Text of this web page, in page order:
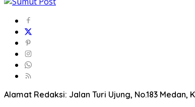
Alamat Redaksi: Jalan Turi Ujung, No.183